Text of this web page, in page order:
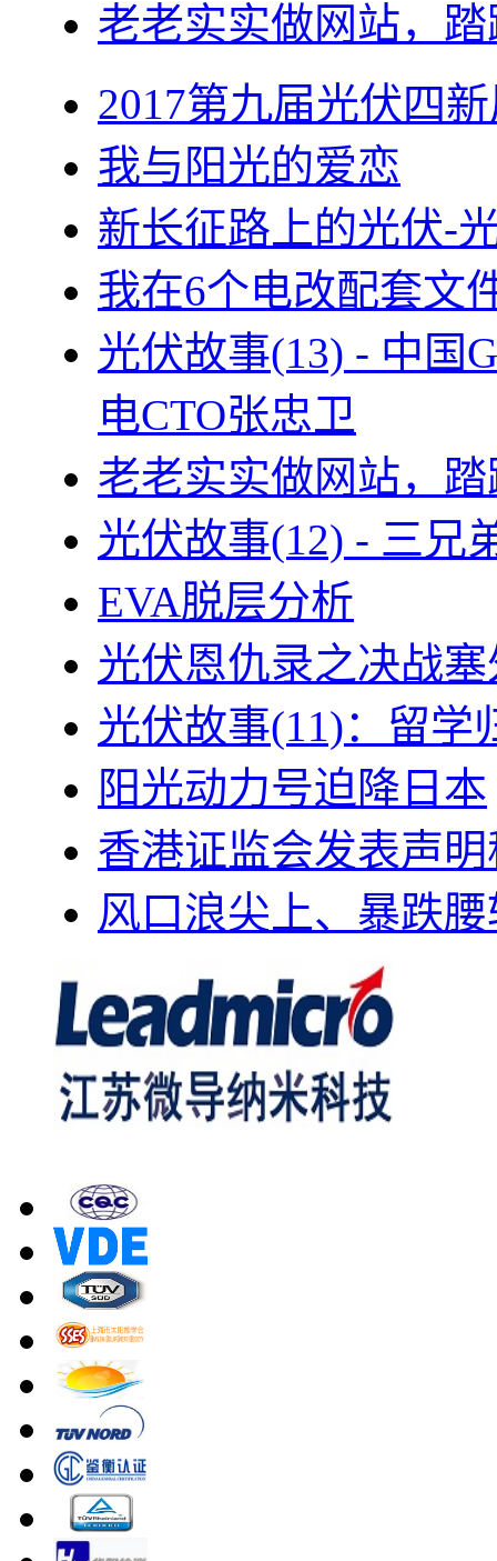
老老实实做网站，
2017第九届光伏四
我与阳光的爱恋
新长征路上的光伏-
我在6个电改配套文
光伏故事(13) - 中国
电CTO张忠卫
老老实实做网站，
光伏故事(12) - 三兄
EVA脱层分析
光伏恩仇录之决战
光伏故事(11)：留学
阳光动力号迫降日本
香港证监会发表声
风口浪尖上、暴跌